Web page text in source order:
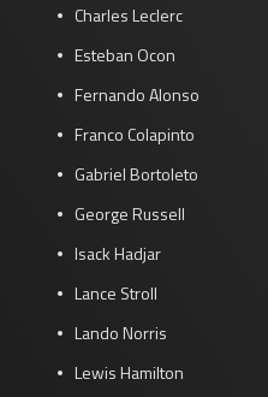
Charles Leclerc
Esteban Ocon
Fernando Alonso
Franco Colapinto
Gabriel Bortoleto
George Russell
Isack Hadjar
Lance Stroll
Lando Norris
Lewis Hamilton